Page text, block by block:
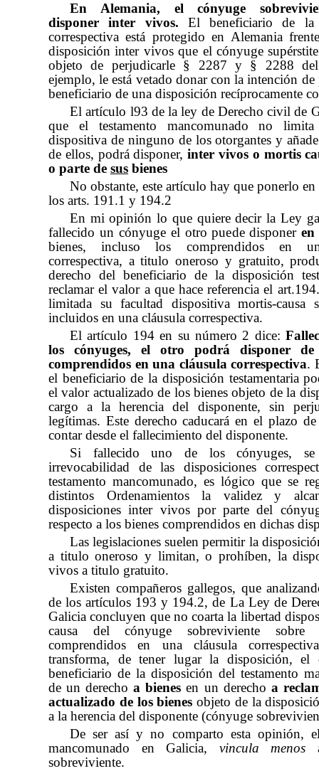
En Alemania,
el cónyuge
disponer inter vivos. El beneficiario de la
correspectiva está protegido en Alemania
disposición inter vivos que el cónyuge
objeto de perjudicarle § 2287 y § 2288
ejemplo, le está vetado donar con la intención
beneficiario de una disposición recíprocamente
El artículo l93 de la ley de Derecho civil de
que el testamento mancomunado no
dispositiva de ninguno de los otorgantes y
de ellos, podrá disponer,inter vivos o mortis
o parte de sus bienes
No obstante, este artículo hay que ponerlo
los arts. 191.1 y 194.2
En mi opinión lo que quiere decir la Ley
fallecido un cónyuge el otro puede disponer
bienes, incluso los comprendidos en
correspectiva, a titulo oneroso y gratuito,
derecho del beneficiario de la disposición
reclamar el valor a que hace referencia el
limitada su facultad dispositiva mortis-causa
incluidos en una cláusula correspectiva.
El artículo 194 en su número2 dice:
los cónyuges, el otro podrá disponer de
comprendidos en una cláusula correspectiva.
el beneficiario de la disposición testamentaria
el valor actualizado de los bienes objeto de la
cargo a la herencia del disponente, sin
legítimas. Este derecho caducará en el plazo
contar desde el fallecimiento del disponente.
Si fallecido uno de los cónyuges, se
irrevocabilidad de las disposiciones
testamento mancomunado, es lógico que se
distintos Ordenamientos la validez y
disposiciones inter vivos por parte del
respecto a los bienes comprendidos en dichas
Las legislaciones suelen permitir la
a titulo oneroso y limitan, o prohíben, la
vivos a titulo gratuito.
Existen compañeros gallegos, que
de los artículos 193 y 194.2, de La Ley de
Galicia concluyen que no coarta la libertad
causa del cónyuge sobreviviente sobre
comprendidos en una cláusula
transforma, de tener lugar la disposición, el
beneficiario de la disposición del testamento
de un derechoa bienes en un derecho a
actualizado de los bienes objeto de la
a la herencia del disponente (cónyuge
De ser así y no comparto esta opinión, el
mancomunado en Galicia, vincula menos
sobreviviente.